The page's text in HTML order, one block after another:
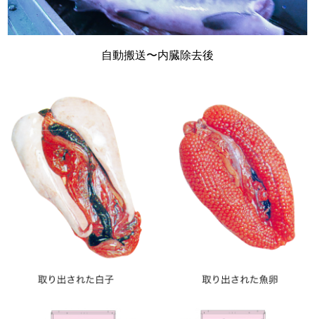
自動搬送〜内臓除去後